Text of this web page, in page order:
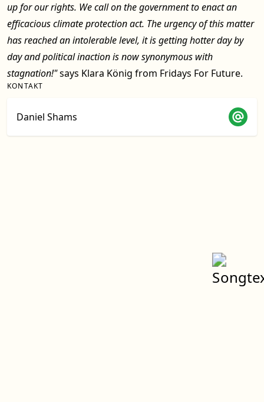
up for our rights. We call on the government to enact an
efficacious climate protection act. The urgency of this matter
has reached an intolerable level, it is getting hotter day by
day and political inaction is now synonymous with
stagnation!"says Klara König from Fridays For Future.
KONTAKT
Daniel Shams